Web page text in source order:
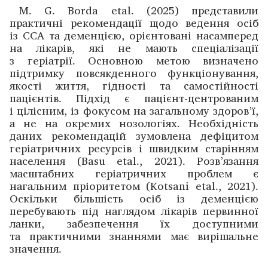
M. G. Borda etal. (2025) представили
практичні рекомендації щодо ведення осіб
із ССА та деменцією, орієнтовані насамперед
на лікарів, які не мають спеціалізації
з геріатрії. Основною метою визначено
підтримку повсякденного функціонування,
якості життя, гідності та самостійності
пацієнтів. Підхід є пацієнт-центрованим
і цілісним, із фокусом на загальному здоров’ї,
а не на окремих нозологіях. Необхідність
даних рекомендацій зумовлена дефіцитом
геріатричних ресурсів і швидким старінням
населення (Basu etal., 2021). Розв’язання
масштабних геріатричних проблем є
нагальним пріоритетом (Kotsani etal., 2021).
Оскільки більшість осіб із деменцією
перебувають під наглядом лікарів первинної
ланки, забезпечення їх доступними
та практичними знаннями має вирішальне
значення.